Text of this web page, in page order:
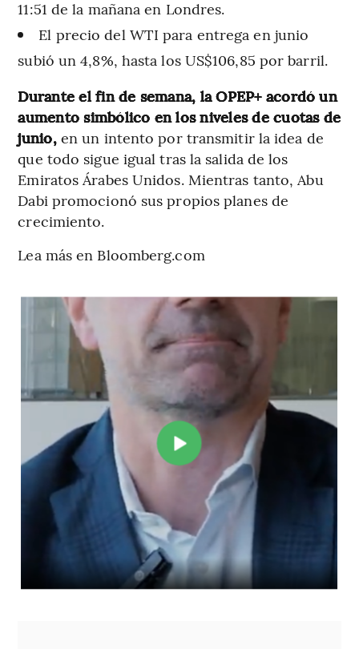
11:51 de la mañana en Londres.
El precio del WTI para entrega en junio
subió un 4,8%, hasta los US$106,85 por barril.
Durante el fin de semana, la OPEP+ acordó un
aumento simbólico en los niveles de cuotas de
junio,en un intento por transmitir la idea de
que todo sigue igual tras la salida de los
Emiratos Árabes Unidos. Mientras tanto, Abu
Dabi promocionó sus propios planes de
crecimiento.
Lea más en Bloomberg.com